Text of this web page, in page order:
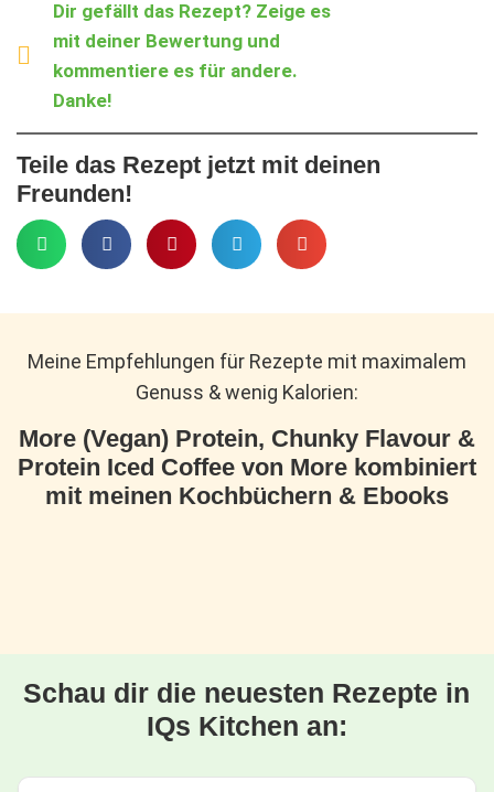
Dir gefällt das Rezept? Zeige es
mit deiner Bewertung und
kommentiere es für andere.
Danke!
Teile das Rezept jetzt mit deinen
Freunden!
Meine Empfehlungen für Rezepte mit maximalem
Genuss & wenig Kalorien:
More (Vegan) Protein, Chunky Flavour &
Protein Iced Coffee von More kombiniert
mit meinen Kochbüchern & Ebooks
Schau dir die neuesten Rezepte in
IQs Kitchen an: